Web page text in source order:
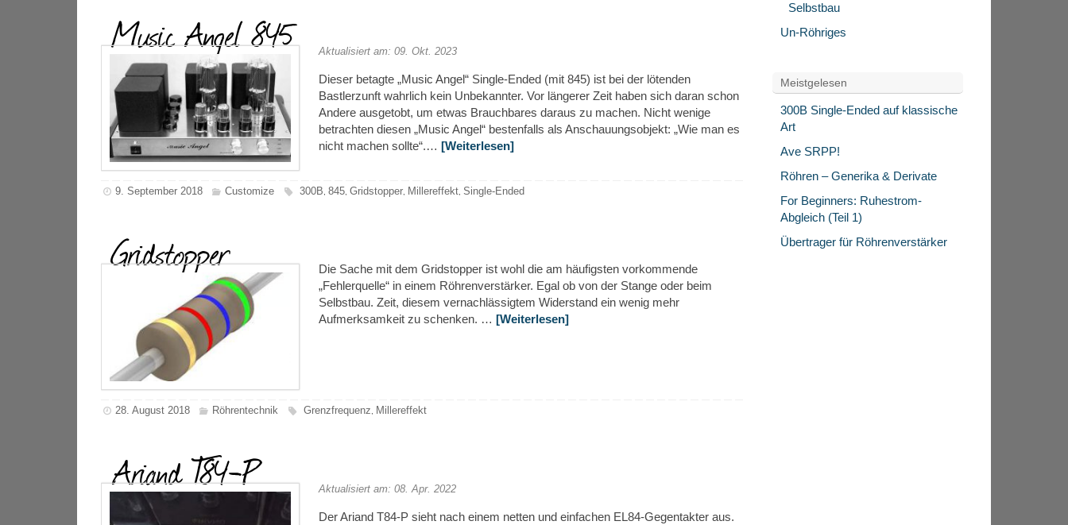
Music Angel 845 Aktualisiert am: 09. Okt. 2023
Dieser betagte „Music Angel“ Single-Ended (mit 845) ist bei der lötenden
Bastlerzunft wahrlich kein Unbekannter. Vor längerer Zeit haben sich daran schon
Andere ausgetobt, um etwas Brauchbares daraus zu machen. Nicht wenige
betrachten diesen „Music Angel“ bestenfalls als Anschauungsobjekt: „Wie man es
nicht machen sollte“.… [Weiterlesen]
9. September 2018 Customize 300B, 845, Gridstopper, Millereffekt, Single-Ended
Gridstopper
Die Sache mit dem Gridstopper ist wohl die am häufigsten vorkommende
„Fehlerquelle“ in einem Röhrenverstärker. Egal ob von der Stange oder beim
Selbstbau. Zeit, diesem vernachlässigtem Widerstand ein wenig mehr
Aufmerksamkeit zu schenken. … [Weiterlesen]
28. August 2018 Röhrentechnik Grenzfrequenz Millereffekt
Ariand T84-P Aktualisiert am: 08. Apr. 2022
Der Ariand T84-P sieht nach einem netten und einfachen EL84-Gegentakter aus.
Selbstbau
Un-Röhriges
Meistgelesen
300B Single-Ended auf klassische
Art
Ave SRPP!
Röhren – Generika & Derivate
For Beginners: Ruhestrom-
Abgleich (Teil 1)
Übertrager für Röhrenverstärker